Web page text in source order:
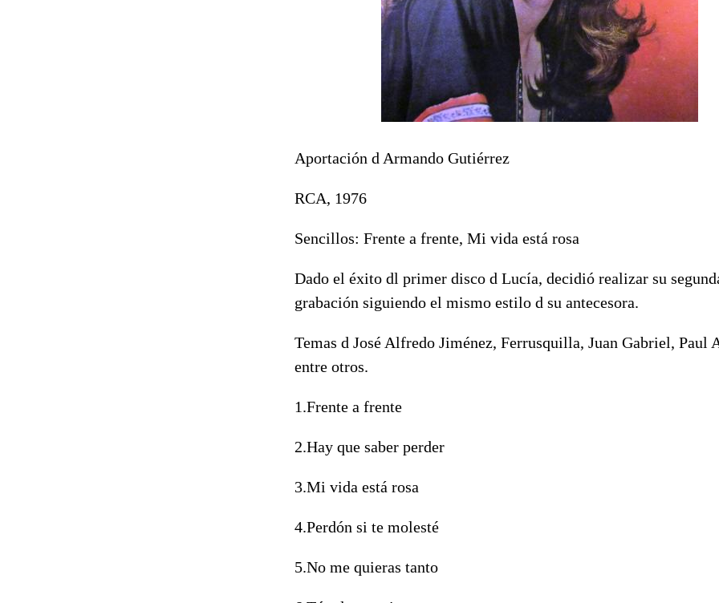
Aportación d Armando Gutiérrez
RCA, 1976
Sencillos: Frente a frente, Mi vida está rosa
Dado el éxito dl primer disco d Lucía, decidió realizar su
grabación siguiendo el mismo estilo d su antecesora.
Temas d José Alfredo Jiménez, Ferrusquilla, Juan Gabriel, Paul
entre otros.
1.Frente a frente
2.Hay que saber perder
3.Mi vida está rosa
4.Perdón si te molesté
5.No me quieras tanto